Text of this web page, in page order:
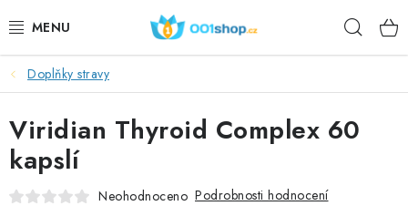
na
DOPLŇKY STRAVY
KOSMETIKA
SPORT
Doplňky stravy
Viridian Thyroid Complex 60
kapslí
Neohodnoceno Podrobnosti hodnocení